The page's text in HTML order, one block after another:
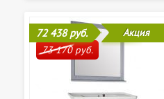
72 438 руб.
73 170 руб.
Акция